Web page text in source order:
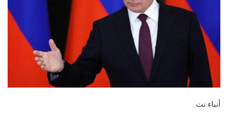
أنباء نت